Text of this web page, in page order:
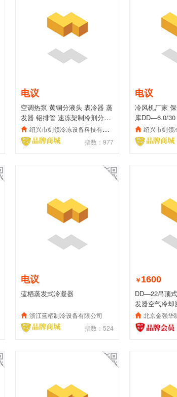
电议
空调热泵 黄铜分液头 表冷器 蒸
发器 铝排管 速冻架制冷剂分流
头 绍兴市剡领冷冻设备科技有限公司
指数：977
电议
冷风机厂家
库DD—6.0/30
风机绍兴市剡领冷
电议
蓝栖蒸发式冷凝器
浙江蓝栖制冷设备有限公司
指数：524
￥ 1600
DD—22吊顶
发器空气冷
机制冷设备
北京金强华